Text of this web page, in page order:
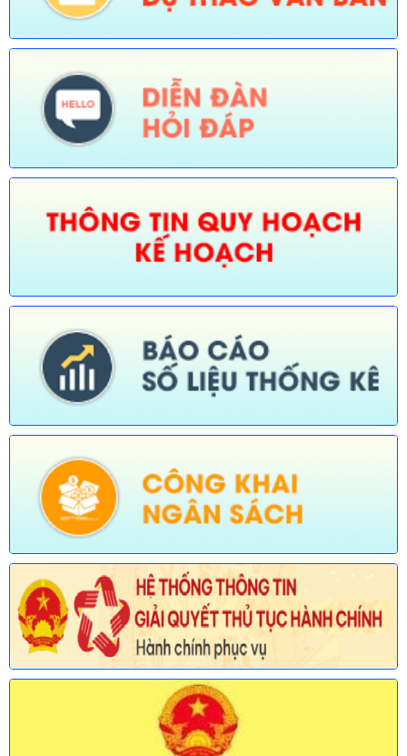
thuộc phạm vi chức năng quản lý nhà nước của Văn phòng
Số:673/TB-UBND
Tên:
(Thông báo về việc công bố Danh mục thủ tục hành chính
được sửa đổi, bổ sung trong lĩnh vực Phát thanh truyền hình và
thông tin điện tử thuộc phạm vi chức năng quản lý của Sở Văn
hóa, Thể thao và Du lịch)
Số:674/TB-UBND
(Thông báo về việc công bố Danh mục thủ tục hành chính
được sửa đổi, bổ sung, thay thế, bãi bỏ trong lĩnh vực đường
thủy nội địa thuộc phạm vi chức năng quản lý của Sở Xây dựng)
Tên:(Thông báo về việc công bố Danh mục thủ tục hành chính
bị bãi bỏ trong lĩnh vực nông nghiệp thuộc phạm vi chức năng
quản lý của Sở Nông nghiệp và Môi trường)
Ngày ban hành: (30/07/2026)
Số:676/TB-UBND
được sửa đổi, bổ sung trong lĩnh vực đường thủy nội địa thuộc
phạm vi chức năng quản lý của Sở Xây dựng)
Ngày ban hành: (30/07/2026)
Số:677/TB-UBND
được sửa đổi, bổ sung lĩnh vực an toàn bức xạ và hạt nhân
thuộc phạm vi chức năng quản lý của Sở Khoa học và Công
nghệ)
Ngày ban hành: (30/07/2026)
Số:678/TB-UBND
Tên:(Thông báo về việc công bố Danh mục thủ tục hành chính
mới ban hành và bị bãi bỏ lĩnh vực Viên chức thuộc phạm vi
chức năng quản lý của Sở Nội vụ)
Ngày ban hành: (30/07/2026)